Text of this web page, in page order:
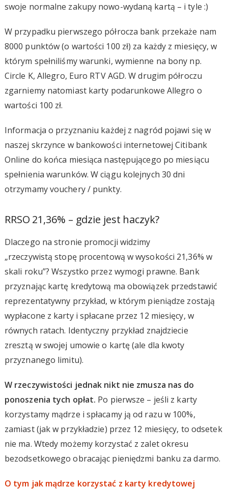
swoje normalne zakupy nowo-wydaną kartą – i tyle :)
W przypadku pierwszego półrocza bank przekaże nam
8000 punktów (o wartości 100 zł) za każdy z miesięcy, w
którym spełniliśmy warunki, wymienne na bony np.
Circle K, Allegro, Euro RTV AGD. W drugim półroczu
zgarniemy natomiast karty podarunkowe Allegro o
wartości 100 zł.
Informacja o przyznaniu każdej z nagród pojawi się w
naszej skrzynce w bankowości internetowej Citibank
Online do końca miesiąca następującego po miesiącu
spełnienia warunków. W ciągu kolejnych 30 dni
otrzymamy vouchery / punkty.
RRSO 21,36% – gdzie jest haczyk?
Dlaczego na stronie promocji widzimy
„rzeczywistą stopę procentową w wysokości 21,36% w
skali roku”? Wszystko przez wymogi prawne. Bank
przyznając kartę kredytową ma obowiązek przedstawić
reprezentatywny przykład, w którym pieniądze zostają
wypłacone z karty i spłacane przez 12 miesięcy, w
równych ratach. Identyczny przykład znajdziecie
zresztą w swojej umowie o kartę (ale dla kwoty
przyznanego limitu).
W rzeczywistości jednak nikt nie zmusza nas do
ponoszenia tych opłat. Po pierwsze – jeśli z karty
korzystamy mądrze i spłacamy ją od razu w 100%,
zamiast (jak w przykładzie) przez 12 miesięcy, to odsetek
nie ma. Wtedy możemy korzystać z zalet okresu
bezodsetkowego obracając pieniędzmi banku za darmo.
O tym jak mądrze korzystać z karty kredytowej